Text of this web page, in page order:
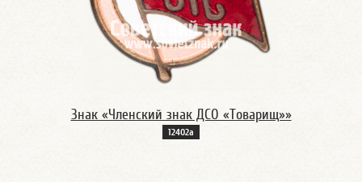
Знак «Членский знак ДСО «Товарищ»»
12402а